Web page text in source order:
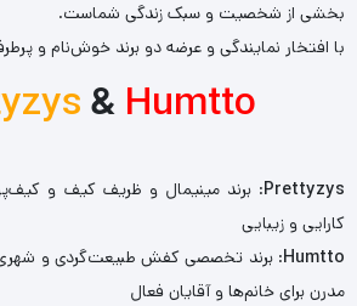
بخشی از شخصیت و سبک زندگی شماست.
با افتخار نمایندگی و عرضه دو برند خوش‌نام و
& Humtto
Prettyzys: برند مینیمال و ظریف کیف و
کارایی و زیبایی
Humtto: برند تخصصی کفش طبیعت‌گردی و
مدرن برای خانم‌ها و آقایان فعال